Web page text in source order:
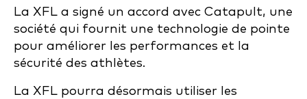
La XFL a signé un accord avec Catapult, une
société qui fournit une technologie de pointe
pour améliorer les performances et la
sécurité des athlètes.
La XFL pourra désormais utiliser les